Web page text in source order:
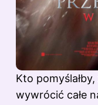
Kto
wywrócić całe